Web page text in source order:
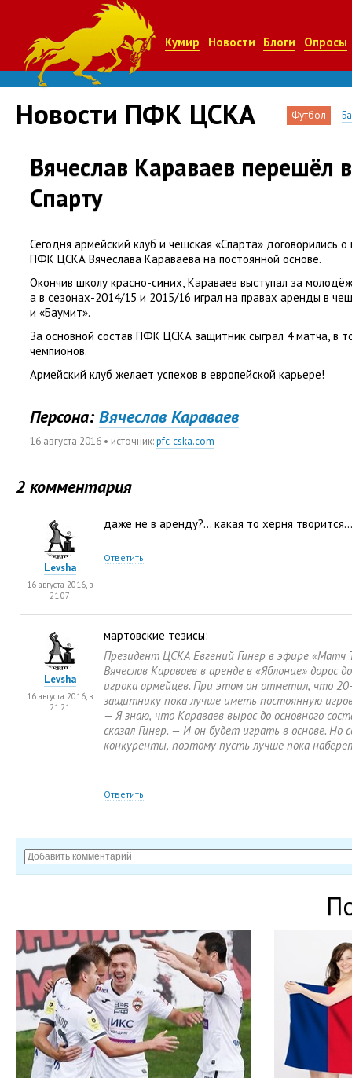
Кумир Новости Блоги Опросы
Новости ПФК ЦСКА Футбол
Вячеслав Караваев перешёл
Спарту
Сегодня армейский клуб и чешская «Спарта» договорились
ПФК ЦСКА Вячеслава Караваева на постоянной основе.
Окончив школу красно-синих, Караваев выступал за
а в сезонах-2014/15 и 2015/16 играл на правах аренды в
и «Баумит».
За основной состав ПФК ЦСКА защитник сыграл 4 матча, в
чемпионов.
Армейский клуб желает успехов в европейской карьере!
Персона: Вячеслав Караваев
16 августа 2016 • источник:pfc-cska.com
2 комментария
даже не в аренду?… какая то херня
Ответить
Levsha
16 августа 2016, в
21:07
мартовские тезисы:
Президент ЦСКА Евгений Гинер в эфире «Матч
Вячеслав Караваев в аренде в «Яблонце» дорос
игрока армейцев. При этом он отметил, что
защитнику пока лучше иметь постоянную
— Я знаю, что Караваев вырос до основного
сказал Гинер. — И он будет играть в основе. Но
конкуренты, поэтому пусть лучше пока
Ответить
Levsha
16 августа 2016, в
21:21